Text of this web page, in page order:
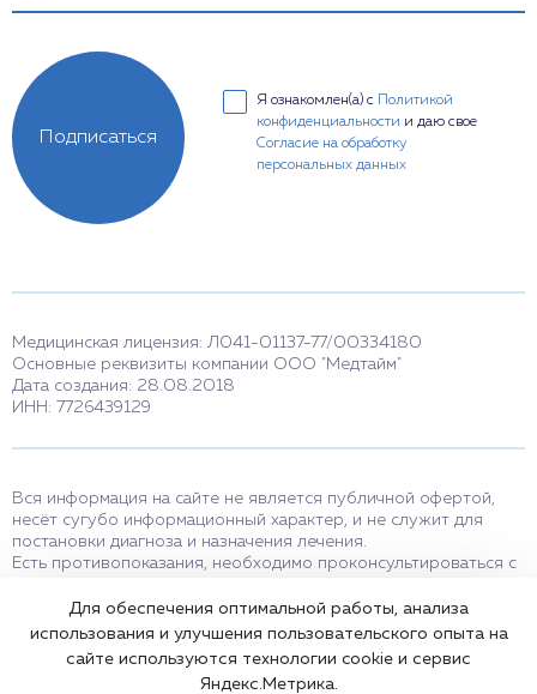
Я ознакомлен(а) с
Политикой
конфиденциальности и даю свое
Согласие на обработку
персональных данных
Подписаться
Медицинская лицензия: Л041-01137-77/00334180
Основные реквизиты компании ООО "Медтайм"
Дата создания: 28.08.2018
ИНН: 7726439129
Вся информация на сайте не является публичной офертой,
несёт сугубо информационный характер, и не служит для
постановки диагноза и назначения лечения.
Есть противопоказания, необходимо проконсультироваться с
мессенджерам и в соцсетях носят исключительно
информационный характер и не являются медицинскими
услугами.
Оставаясь на сайте вы соглашаетесь на использование cookies.
Для обеспечения оптимальной работы, анализа
использования и улучшения пользовательского опыта на
сайте используются технологии cookie и сервис
Яндекс.Метрика.